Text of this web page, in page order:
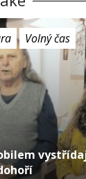
Volný čas